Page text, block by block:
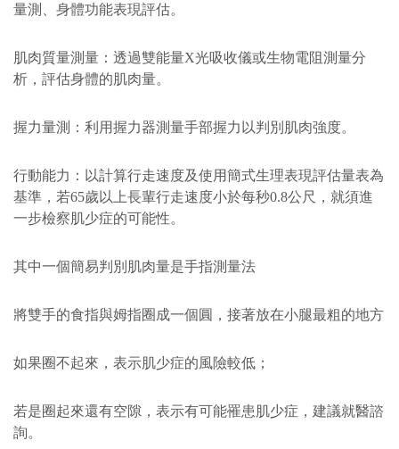
量測、身體功能表現評估。
肌肉質量測量：透過雙能量X光吸收儀或生物電阻測量分
析，評估身體的肌肉量。
握力量測：利用握力器測量手部握力以判別肌肉強度。
行動能力：以計算行走速度及使用簡式生理表現評估量表為
基準，若65歲以上長輩行走速度小於每秒0.8公尺，就須進
一步檢察肌少症的可能性。
其中一個簡易判別肌肉量是手指測量法
將雙手的食指與姆指圈成一個圓，接著放在小腿最粗的地方
如果圈不起來，表示肌少症的風險較低；
若是圈起來還有空隙，表示有可能罹患肌少症，建議就醫諮
詢。